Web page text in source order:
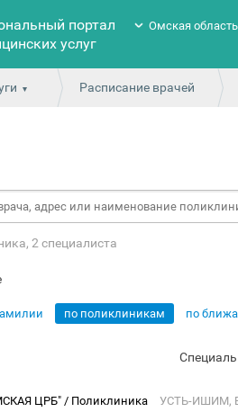
портал
услуг
Омская область
Расписание врачей
2 специалиста
по поликлиникам по
ЦРБ" / Поликлиника УСТЬ-ИШИМ,